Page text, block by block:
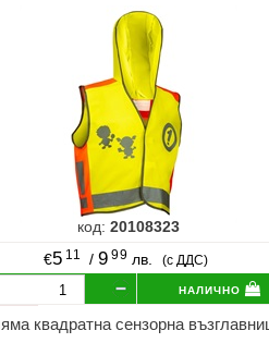
код:20108323
€5 11 / 9 99 лв. (с ДДС)
налично
квадратна сензорна